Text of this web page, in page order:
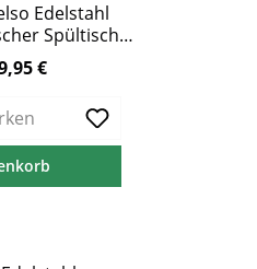
Edelstahl
Spültisch
€